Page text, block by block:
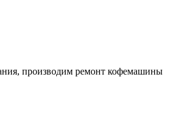
производим ремонт кофемашины